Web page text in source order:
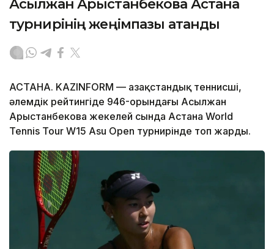
Асылжан Арыстанбекова Астана
турнирінің жеңімпазы атанды
АСТАНА. KAZINFORM — Қазақстандық теннисші,
әлемдік рейтингіде 946-орындағы Асылжан
Арыстанбекова жекелей сында Астана World
Tennis Tour W15 Asu Open турнирінде топ жарды.